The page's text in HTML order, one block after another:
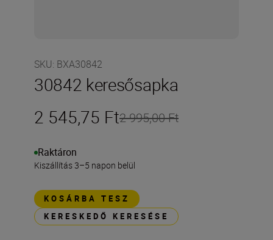
SKU: BXA30842
30842 keresősapka
2 545,75 Ft2 995,00 Ft
Raktáron
Kiszállítás 3–5 napon belül
KOSÁRBA TESZ
KERESKEDŐ KERESÉSE